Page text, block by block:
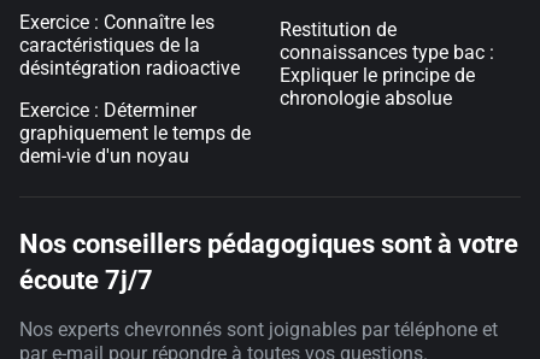
Exercice : Connaître les
caractéristiques de la
désintégration radioactive
Exercice : Déterminer
graphiquement le temps de
demi-vie d'un noyau
Restitution de
connaissances type bac :
Expliquer le principe de
chronologie absolue
Nos conseillers pédagogiques sont à votre
écoute 7j/7
Nos experts chevronnés sont joignables par téléphone et
par e-mail pour répondre à toutes vos questions.